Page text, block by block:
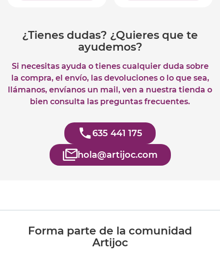
¿Tienes dudas? ¿Quieres que te
ayudemos?
Si necesitas ayuda o tienes cualquier duda sobre
la compra, el envío, las devoluciones o lo que sea,
llámanos, envíanos un mail, ven a nuestra tienda o
bien consulta las preguntas frecuentes.
635 441 175
hola@artijoc.com
Forma parte de la comunidad
Artijoc